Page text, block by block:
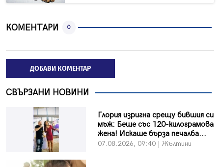
КОМЕНТАРИ 0
ДОБАВИ КОМЕНТАР
СВЪРЗАНИ НОВИНИ
Глория изригна срещу бившия си
мъж: Беше със 120-килограмова
жена! Искаше бърза печалба...
07.08.2026, 09:40 | Жълтини